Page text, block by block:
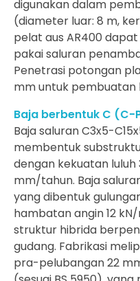
digunakan dalam
(diameter luar: 8 m,
pelat aus AR400
pakai saluran
Penetrasi potongan
mm untuk pembuatan
Baja berbentuk C (C-
Baja saluran C3x5-
membentuk
dengan kekuatan luluh
mm/tahun. Baja
yang dibentuk
hambatan angin 12
struktur hibrida
gudang. Fabrikasi
pra-pelubangan 22